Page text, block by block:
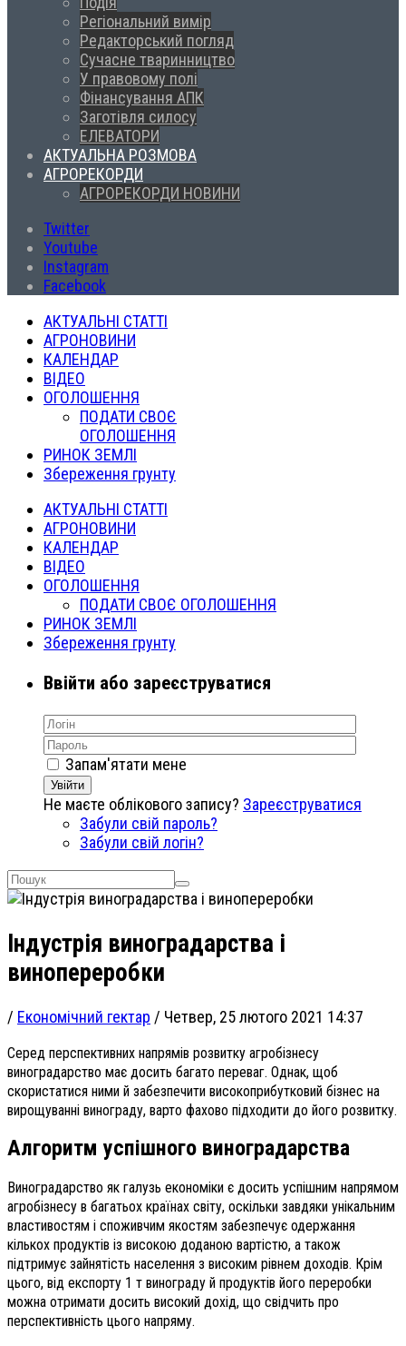
Регіональний вимір
Редакторський погляд
Сучасне тваринництво
У правовому полі
Фінансування АПК
Заготівля силосу
ЕЛЕВАТОРИ
АКТУАЛЬНА РОЗМОВА
АГРОРЕКОРДИ
АГРОРЕКОРДИ НОВИНИ
Twitter
Youtube
Instagram
Facebook
АКТУАЛЬНІ СТАТТІ
АГРОНОВИНИ
КАЛЕНДАР
ВІДЕО
ОГОЛОШЕННЯ
ПОДАТИ СВОЄ
ОГОЛОШЕННЯ
РИНОК ЗЕМЛІ
Збереження грунту
АКТУАЛЬНІ СТАТТІ
АГРОНОВИНИ
КАЛЕНДАР
ВІДЕО
ОГОЛОШЕННЯ
ПОДАТИ СВОЄ ОГОЛОШЕННЯ
РИНОК ЗЕМЛІ
Збереження грунту
Ввійти або зареєструватися
Запам'ятати мене
Увійти
Не маєте облікового запису? Зареєструватися
Забули свій пароль?
Забули свій логін?
Індустрія виноградарства і
винопереробки
/ Економічний гектар / Четвер, 25 лютого 2021 14:37
Серед перспективних напрямів розвитку агробізнесу
виноградарство має досить багато переваг. Однак, щоб
скористатися ними й забезпечити високоприбутковий бізнес на
вирощуванні винограду, варто фахово підходити до його розвитку.
Алгоритм успішного виноградарства
Виноградарство як галузь економіки є досить успішним напрямом
агробізнесу в багатьох країнах світу, оскільки завдяки унікальним
властивостям і споживчим якостям забезпечує одержання
кількох продуктів із високою доданою вартістю, а також
підтримує зайнятість населення з високим рівнем доходів. Крім
цього, від експорту 1 т винограду й продуктів його переробки
можна отримати досить високий дохід, що свідчить про
перспективність цього напряму.